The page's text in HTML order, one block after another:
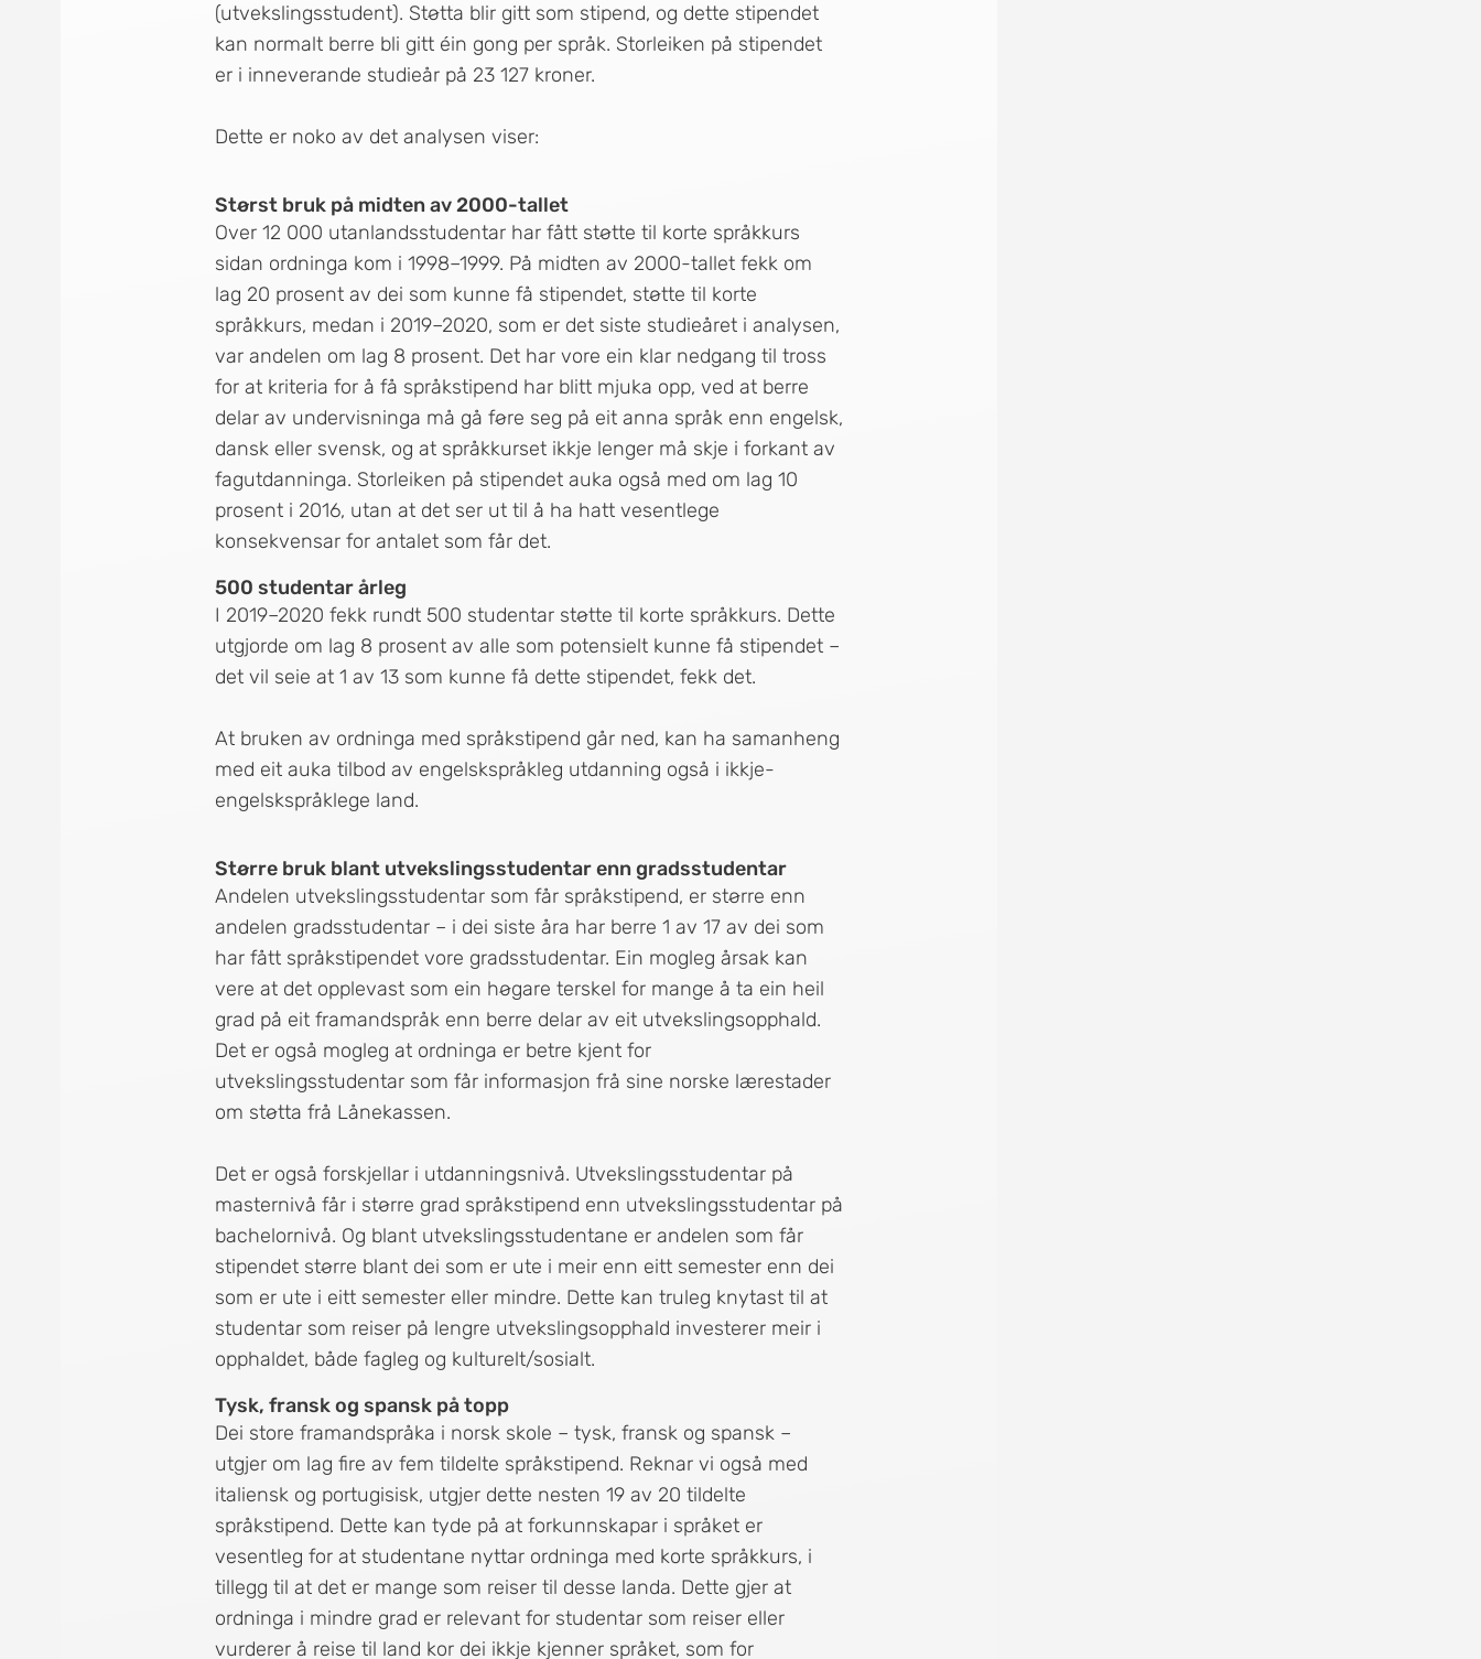
(utvekslingsstudent). Støtta blir gitt som stipend, og dette stipendet
kan normalt berre bli gitt éin gong per språk. Storleiken på stipendet
er i inneverande studieår på 23 127 kroner.
Dette er noko av det analysen viser:
Størst bruk på midten av 2000-tallet
Over 12 000 utanlandsstudentar har fått støtte til korte språkkurs
sidan ordninga kom i 1998–1999. På midten av 2000-tallet fekk om
lag 20 prosent av dei som kunne få stipendet, støtte til korte
språkkurs, medan i 2019–2020, som er det siste studieåret i analysen,
var andelen om lag 8 prosent. Det har vore ein klar nedgang til tross
for at kriteria for å få språkstipend har blitt mjuka opp, ved at berre
delar av undervisninga må gå føre seg på eit anna språk enn engelsk,
dansk eller svensk, og at språkkurset ikkje lenger må skje i forkant av
fagutdanninga. Storleiken på stipendet auka også med om lag 10
prosent i 2016, utan at det ser ut til å ha hatt vesentlege
konsekvensar for antalet som får det.
500 studentar årleg
I 2019–2020 fekk rundt 500 studentar støtte til korte språkkurs. Dette
utgjorde om lag 8 prosent av alle som potensielt kunne få stipendet –
det vil seie at 1 av 13 som kunne få dette stipendet, fekk det.
At bruken av ordninga med språkstipend går ned, kan ha samanheng
med eit auka tilbod av engelskspråkleg utdanning også i ikkje-
engelskspråklege land.
Større bruk blant utvekslingsstudentar enn gradsstudentar
Andelen utvekslingsstudentar som får språkstipend, er større enn
andelen gradsstudentar – i dei siste åra har berre 1 av 17 av dei som
har fått språkstipendet vore gradsstudentar. Ein mogleg årsak kan
vere at det opplevast som ein høgare terskel for mange å ta ein heil
grad på eit framandspråk enn berre delar av eit utvekslingsopphald.
Det er også mogleg at ordninga er betre kjent for
utvekslingsstudentar som får informasjon frå sine norske lærestader
om støtta frå Lånekassen.
Det er også forskjellar i utdanningsnivå. Utvekslingsstudentar på
masternivå får i større grad språkstipend enn utvekslingsstudentar på
bachelornivå. Og blant utvekslingsstudentane er andelen som får
stipendet større blant dei som er ute i meir enn eitt semester enn dei
som er ute i eitt semester eller mindre. Dette kan truleg knytast til at
studentar som reiser på lengre utvekslingsopphald investerer meir i
opphaldet, både fagleg og kulturelt/sosialt.
Tysk, fransk og spansk på topp
Dei store framandspråka i norsk skole – tysk, fransk og spansk –
utgjer om lag fire av fem tildelte språkstipend. Reknar vi også med
italiensk og portugisisk, utgjer dette nesten 19 av 20 tildelte
språkstipend. Dette kan tyde på at forkunnskapar i språket er
vesentleg for at studentane nyttar ordninga med korte språkkurs, i
tillegg til at det er mange som reiser til desse landa. Dette gjer at
ordninga i mindre grad er relevant for studentar som reiser eller
vurderer å reise til land kor dei ikkje kjenner språket, som for